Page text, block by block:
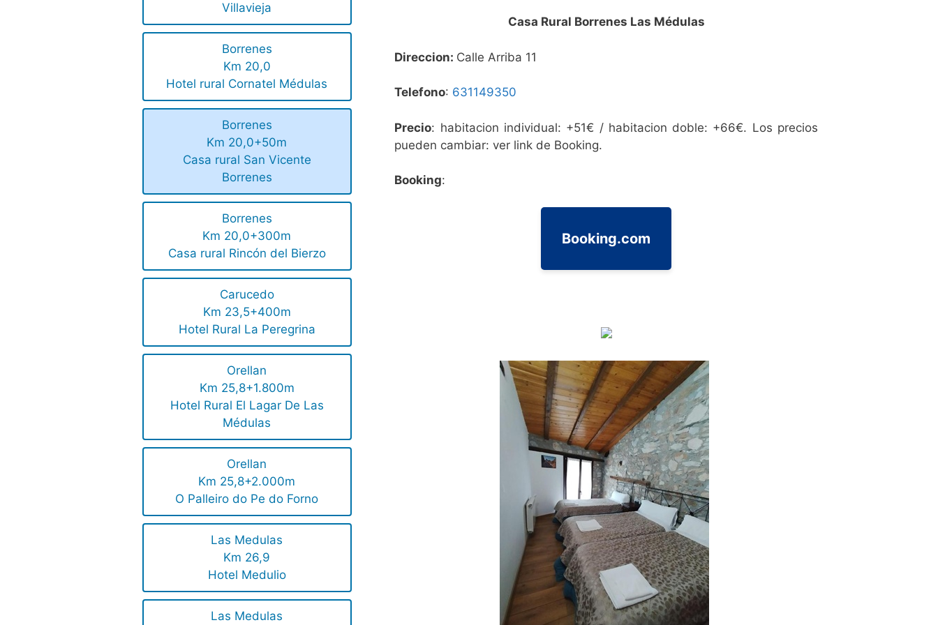
Villavieja
Borrenes
Km 20,0
Hotel rural Cornatel Médulas
Borrenes
Km 20,0+50m
Casa rural San Vicente
Borrenes
Borrenes
Km 20,0+300m
Casa rural Rincón del Bierzo
Carucedo
Km 23,5+400m
Hotel Rural La Peregrina
Orellan
Km 25,8+1.800m
Hotel Rural El Lagar De Las
Médulas
Orellan
Km 25,8+2.000m
O Palleiro do Pe do Forno
Las Medulas
Km 26,9
Hotel Medulio
Las Medulas
Casa Rural Borrenes Las Médulas
Direccion: Calle Arriba 11
Telefono: 631149350
Precio: habitacion individual: +51€ / habitacion doble: +66€. Los precios
pueden cambiar: ver link de Booking.
Booking:
Booking.com